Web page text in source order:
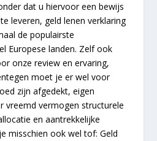
dat u hiervoor een bewijs
leveren, geld lenen verklaring
de populairste
Europese landen. Zelf ook
onze review en ervaring,
moet je er wel voor
zijn afgedekt, eigen
vreemd vermogen structurele
en aantrekkelijke
misschien ook wel tof: Geld